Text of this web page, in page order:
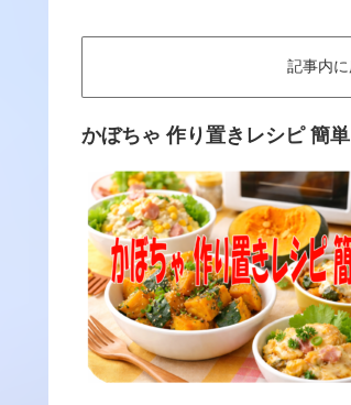
記事内
かぼちゃ 作り置きレシピ 簡